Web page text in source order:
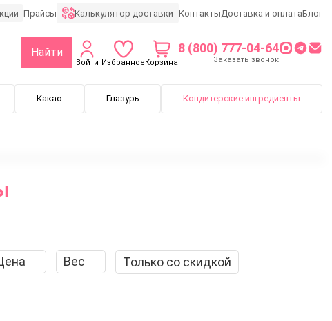
Прайсы Калькулятор доставки КонтактыДоставка и оплатаБлог
Найти
Войти ИзбранноеКорзина
8 (800) 777-04-64
Заказать звонок
Какао Глазурь Кондитерские ингредиенты
Вес Только со скидкой